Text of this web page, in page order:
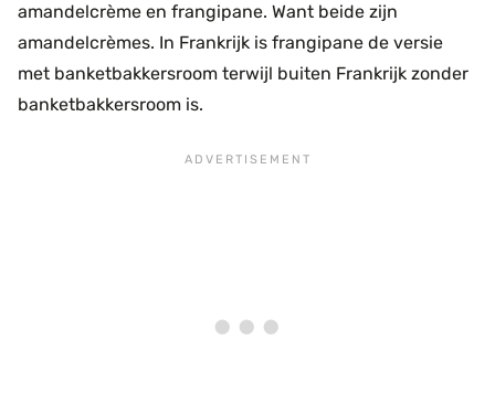
amandelcrème en frangipane. Want beide zijn
amandelcrèmes. In Frankrijk is frangipane de versie
met banketbakkersroom terwijl buiten Frankrijk zonder
banketbakkersroom is.